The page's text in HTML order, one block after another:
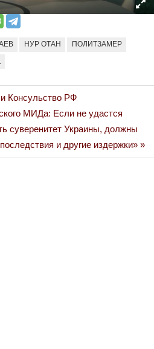
НУР ОТАН ПОЛИТЗАМЕР
Консульство РФ
МИДа: Если не удастся
суверенитет Украины, должны
и другие издержки»